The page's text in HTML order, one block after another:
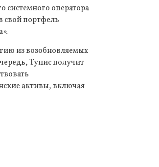
системного оператора
свой портфель
из возобновляемых
Тунис получит
активы, включая